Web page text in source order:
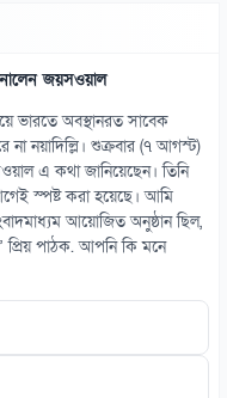
জয়সওয়াল
ভারতে অবস্থানরত সাবেক
না নয়াদিল্লি। শুক্রবার (৭ আগস্ট)
এ কথা জানিয়েছেন। তিনি
স্পষ্ট করা হয়েছে। আমি
আয়োজিত অনুষ্ঠান ছিল,
প্রিয় পাঠক. আপনি কি মনে